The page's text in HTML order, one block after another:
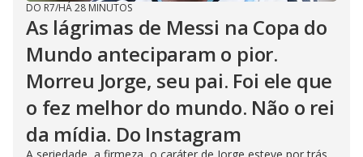
DO R7/HÁ 28 MINUTOS
As lágrimas de Messi na Copa do
Mundo anteciparam o pior.
Morreu Jorge, seu pai. Foi ele que
o fez melhor do mundo. Não o rei
da mídia. Do Instagram